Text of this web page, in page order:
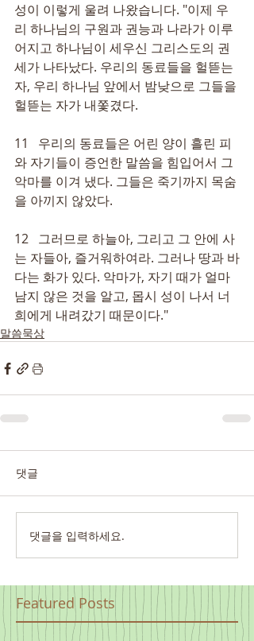
성이 이렇게 울려 나왔습니다. "이제 우
리 하나님의 구원과 권능과 나라가 이루
어지고 하나님이 세우신 그리스도의 권
세가 나타났다. 우리의 동료들을 헐뜯는
자, 우리 하나님 앞에서 밤낮으로 그들을
헐뜯는 자가 내쫓겼다.
11   우리의 동료들은 어린 양이 흘린 피
와 자기들이 증언한 말씀을 힘입어서 그
악마를 이겨 냈다. 그들은 죽기까지 목숨
을 아끼지 않았다.
12   그러므로 하늘아, 그리고 그 안에 사
는 자들아, 즐거워하여라. 그러나 땅과 바
다는 화가 있다. 악마가, 자기 때가 얼마
남지 않은 것을 알고, 몹시 성이 나서 너
희에게 내려갔기 때문이다."
말씀묵상
댓글
댓글을 입력하세요.
Featured Posts